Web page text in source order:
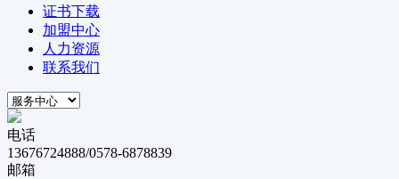
证书下载
加盟中心
人力资源
联系我们
电话
13676724888/0578-6878839
邮箱